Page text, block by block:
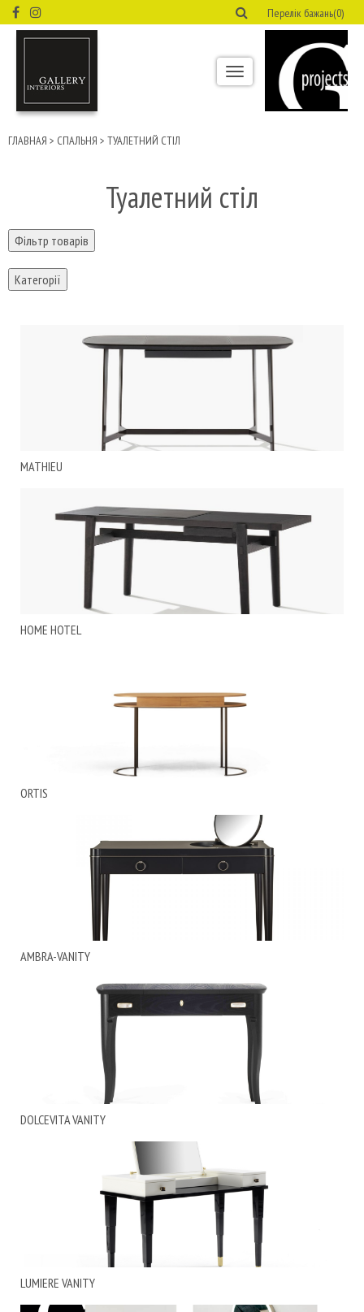
Перелік бажань(0)
Toggle
navigation
ГЛАВНАЯ > СПАЛЬНЯ > ТУАЛЕТНИЙ СТІЛ
Туалетний стіл
Фільтр товарів
Категорії
MATHIEU
HOME HOTEL
ORTIS
AMBRA-VANITY
DOLCEVITA VANITY
LUMIERE VANITY